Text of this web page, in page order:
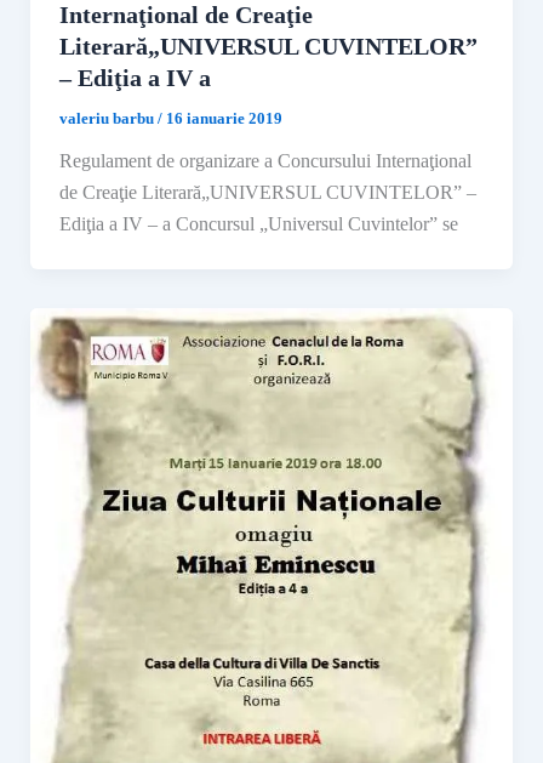
Internaţional de Creaţie
Literară„UNIVERSUL CUVINTELOR”
– Ediţia a IV a
valeriu barbu / 16 ianuarie 2019
Regulament de organizare a Concursului Internaţional
de Creaţie Literară„UNIVERSUL CUVINTELOR” –
Ediţia a IV – a Concursul „Universul Cuvintelor” se